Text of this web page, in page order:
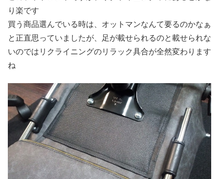
り楽です
買う商品選んでいる時は、オットマンなんて要るのかなぁ
と正直思っていましたが、足が載せられるのと載せられな
いのではリクライニングのリラック具合が全然変わります
ね